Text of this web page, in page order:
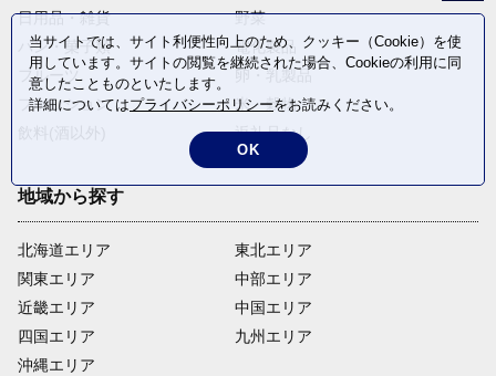
日用品・雑貨
野菜
パン・菓子類
電化製品
フルーツ
卵・乳製品
ファッション
米・穀物
返礼品なし
地域から探す
北海道エリア
関東エリア
近畿エリア
四国エリア
沖縄エリア
東北エリア
中部エリア
中国エリア
九州エリア
当サイトでは、サイト利便性向上のため、クッキー（Cookie）を使
用しています。サイトの閲覧を継続された場合、Cookieの利用に同
意したことものといたします。
詳細についてはプライバシーポリシーをお読みください。
OK